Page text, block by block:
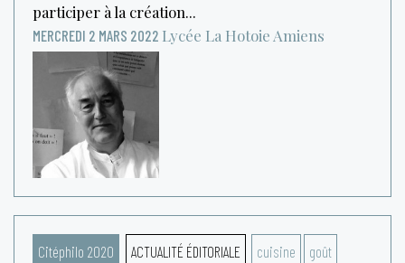
participer à la création...
MERCREDI 2 MARS 2022 Lycée La Hotoie Amiens
Citéphilo 2020 ACTUALITÉ ÉDITORIALE cuisine goût